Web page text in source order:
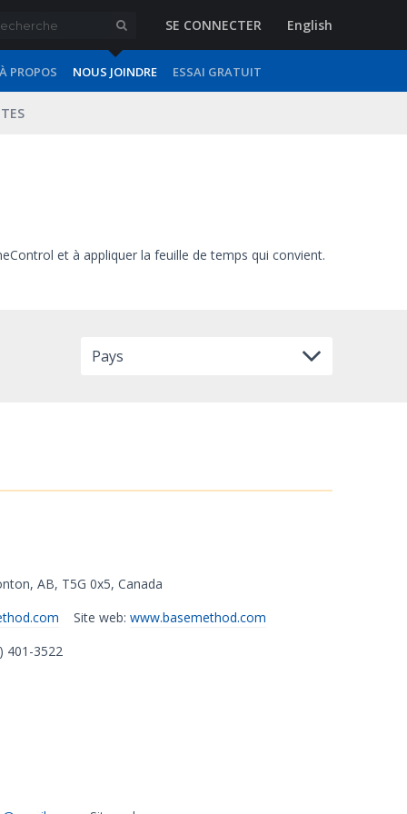
SE CONNECTER English
À PROPOS NOUS JOINDRE ESSAI GRATUIT
et à appliquer la feuille de temps qui convient.
Pays
, AB, T5G 0x5, Canada
Site web: www.basemethod.com
401-3522